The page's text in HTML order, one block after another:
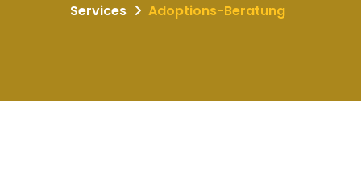
Services
Adoptions-Beratung